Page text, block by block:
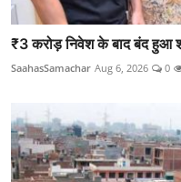
₹3 करोड़ निवेश के बाद बंद
SaahasSamachar Aug 6, 2026 0